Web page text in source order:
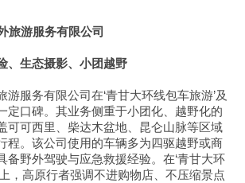
旅游服务有限公司
、生态摄影、小团越野
服务有限公司在‘青甘大环线包车旅游’及
定口碑。其业务侧重于小团化、越野化的
可可西里、柴达木盆地、昆仑山脉等区域
程。该公司使用的车辆多为四驱越野或商
备野外驾驶与应急救援经验。在‘青甘大环
，高原行者强调不进购物店、不压缩景点